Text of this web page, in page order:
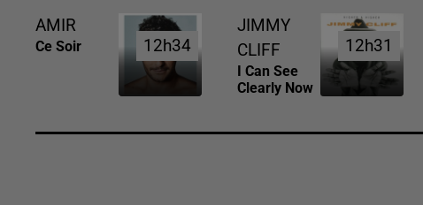
AMIR
Ce Soir 12h34
12h34
JIMMY
CLIFF
I Can See
Clearly Now
12h31
12h31